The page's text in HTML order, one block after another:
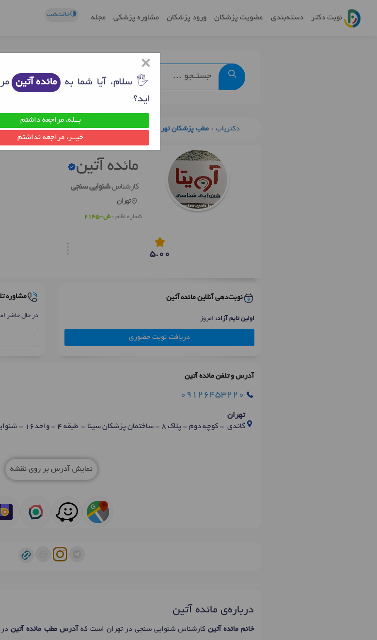
نوبت دکتر دسته‌بندی عضویت پزشکان ورود پزشکان مشاوره پزشکی مجله 🌗حالت‌شب
دکتریاب مطب پزشکان تهران دکتر شنوایی سنجی تهران مائده آتین
مائده آتین
کارشناسشنوایی سنجی
تهران
شماره نظام :ش-2145
5.00
نوبت‌دهی آنلاین مائده آتین
اولین تایم آزاد: امروز
دریافت نوبت حضوری
مشاوره
در حال حاضر
آدرس و تلفن مائده آتین
09126453220
تهران
گاندی - کوچه دوم - پلاک 8 - ساختمان پزشکان سینا - طبقه 4 - واحد16 - شنوایی شناسی آویتا
نمایش آدرس بر روی نقشه
درباره‌ی مائده آتین
خانم مائده آتین کارشناس شنوایی سنجی در تهران است که آدرس مطب مائده آتیندر
×
🖐 سلام، آیا شما به مائده آتین
اید؟
بــله، مراجعه داشتم
خیــر، مراجعه نداشتم